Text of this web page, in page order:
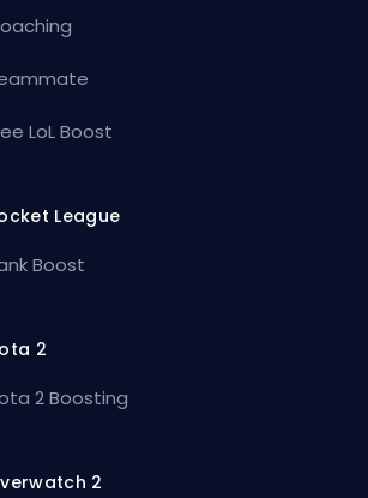
LoL Boost
League
Boost
2
2 Boosting
2